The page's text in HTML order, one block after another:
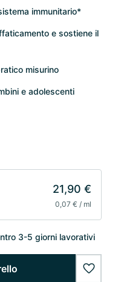
immunitario*
e sostiene il
misurino
e adolescenti
21,90 €
0,07 € / ml
3-5 giorni lavorativi